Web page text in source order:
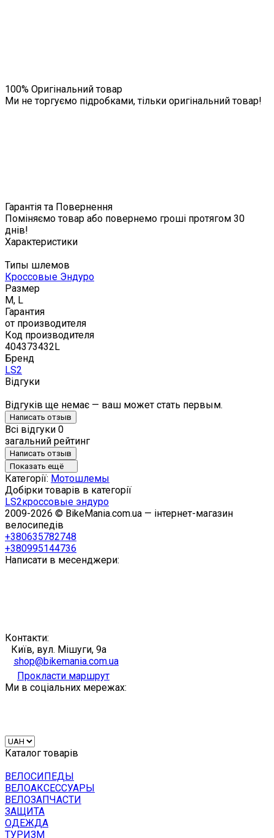
100% Оригінальний товар
Ми не торгуємо підробками, тільки оригінальний товар!
Гарантія та Повернення
Поміняємо товар або повернемо гроші протягом 30
днів!
Характеристики
Типы шлемов
Кроссовые Эндуро
Размер
M, L
Гарантия
от производителя
Код производителя
404373432L
Бренд
LS2
Відгуки
Відгуків ще немає — ваш может стать первым.
Написать отзыв
Всі відгуки 0
загальний рейтинг
Написать отзыв
Показать ещё
Категорії: Мотошлемы
Добірки товарів в категорії
LS2кроссовые эндуро
2009-2026 © BikeMania.com.ua — інтернет-магазин
велосипедів
+380635782748
+380995144736
Написати в месенджери:
Контакти:
Київ, вул. Мішуги, 9а
shop@bikemania.com.ua
Прокласти маршрут
Ми в соціальних мережах:
Каталог товарів
ВЕЛОСИПЕДЫ
ВЕЛОАКСЕССУАРЫ
ВЕЛОЗАПЧАСТИ
ЗАЩИТА
ОДЕЖДА
ТУРИЗМ